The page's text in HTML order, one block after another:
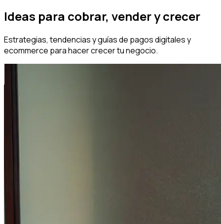
Ideas para cobrar, vender y crecer
Estrategias, tendencias y guías de pagos digitales y
ecommerce para hacer crecer tu negocio.